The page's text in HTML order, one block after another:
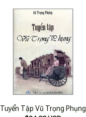
Tuyển Tập Vũ Trọng Phụng